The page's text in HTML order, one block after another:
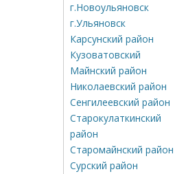
г.Новоульяновск
г.Ульяновск
Карсунский район
Кузоватовский
Майнский район
Николаевский район
Сенгилеевский район
Старокулаткинский
район
Старомайнский район
Сурский район